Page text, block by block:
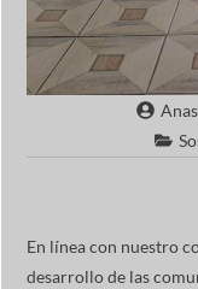
En línea con nuestro
desarrollo de las